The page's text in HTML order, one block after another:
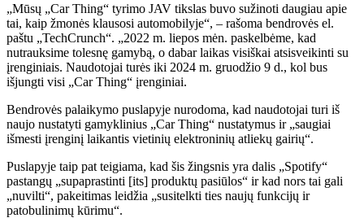
„Mūsų „Car Thing“ tyrimo JAV tikslas buvo sužinoti daugiau apie
tai, kaip žmonės klausosi automobilyje“, – rašoma bendrovės el.
paštu „TechCrunch“. „2022 m. liepos mėn. paskelbėme, kad
nutrauksime tolesnę gamybą, o dabar laikas visiškai atsisveikinti su
įrenginiais. Naudotojai turės iki 2024 m. gruodžio 9 d., kol bus
išjungti visi „Car Thing“ įrenginiai.
Bendrovės palaikymo puslapyje nurodoma, kad naudotojai turi iš
naujo nustatyti gamyklinius „Car Thing“ nustatymus ir „saugiai
išmesti įrenginį laikantis vietinių elektroninių atliekų gairių“.
Puslapyje taip pat teigiama, kad šis žingsnis yra dalis „Spotify“
pastangų „supaprastinti [its] produktų pasiūlos“ ir kad nors tai gali
„nuvilti“, pakeitimas leidžia „susitelkti ties naujų funkcijų ir
patobulinimų kūrimu“.